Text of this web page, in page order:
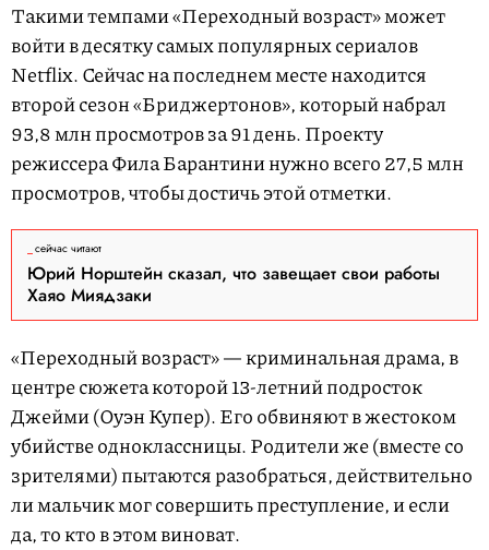
Такими темпами «Переходный возраст» может
войти в десятку самых популярных сериалов
Netflix. Сейчас на последнем месте находится
второй сезон «Бриджертонов», который набрал
93,8 млн просмотров за 91 день. Проекту
режиссера Фила Барантини нужно всего 27,5 млн
просмотров, чтобы достичь этой отметки.
сейчас читают
Юрий Норштейн сказал, что завещает свои работы
Хаяо Миядзаки
«Переходный возраст» — криминальная драма, в
центре сюжета которой 13-летний подросток
Джейми (Оуэн Купер). Его обвиняют в жестоком
убийстве одноклассницы. Родители же (вместе со
зрителями) пытаются разобраться, действительно
ли мальчик мог совершить преступление, и если
да, то кто в этом виноват.